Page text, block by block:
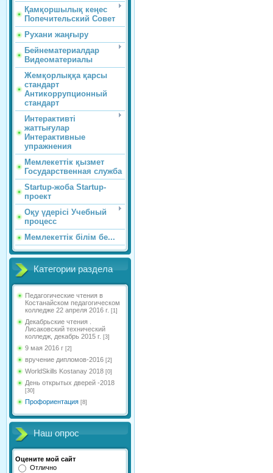
Қамқоршылық кеңес
Попечительский Совет
Рухани жаңғыру
Бейнематериалдар
Видеоматериалы
Жемқорлыққа қарсы
стандарт
Антикоррупционный
стандарт
Интерактивті
жаттығулар
Интерактивные
упражнения
Мемлекеттік қызмет
Государственная служба
Startup-жоба Startup-
проект
Оқу үдерісі Учебный
процесс
Мемлекеттік білім бе...
Категории раздела
Педагогические чтения в
Костанайском педагогическом
колледже 22 апреля 2016 г. [1]
Декабрьские чтения .
Лисаковский технический
колледж, декабрь 2015 г. [3]
9 мая 2016 г [2]
вручение дипломов-2016 [2]
WorldSkills Kostanay 2018 [0]
День открытых дверей -2018
[30]
Профориентация [8]
Наш опрос
Оцените мой сайт
Отлично